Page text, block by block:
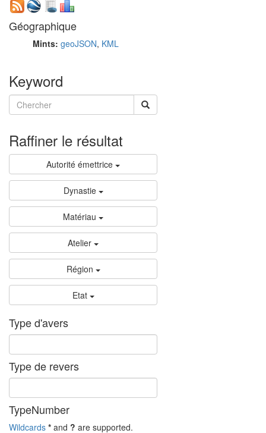
Géographique
Mints: geoJSON, KML
Keyword
Raffiner le résultat
Autorité émettrice
Dynastie
Matériau
Atelier
Région
Etat
Type d'avers
Type de revers
TypeNumber
Wildcards * and ? are supported.